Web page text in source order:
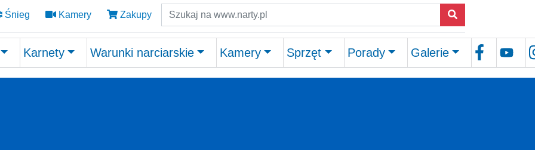
Śnieg Kamery Zakupy Szukaj
Karnety Warunki narciarskie Kamery Sprzęt Porady Galerie